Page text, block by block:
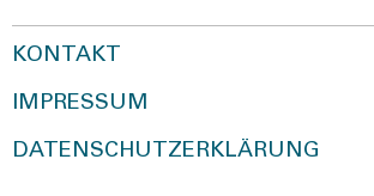
KONTAKT
IMPRESSUM
DATENSCHUTZERKLÄRUNG